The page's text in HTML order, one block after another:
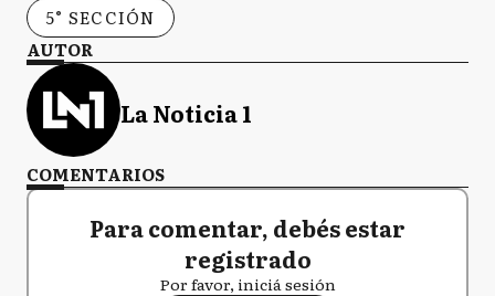
5° SECCIÓN
AUTOR
La Noticia 1
COMENTARIOS
Para comentar, debés estar
registrado
Por favor, iniciá sesión